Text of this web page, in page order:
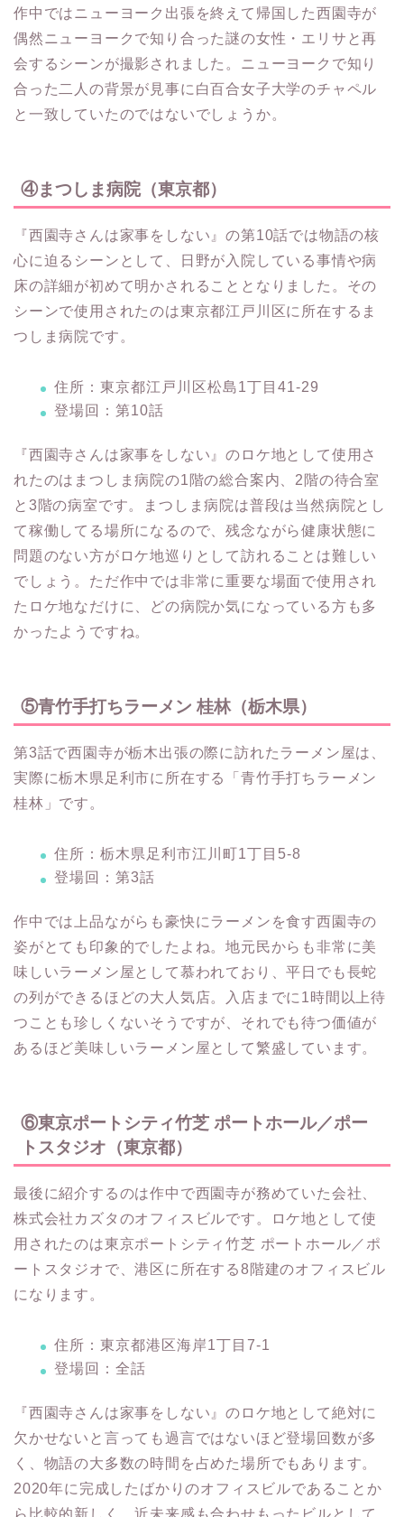
作中ではニューヨーク出張を終えて帰国した西園寺が
偶然ニューヨークで知り合った謎の女性・エリサと再
会するシーンが撮影されました。ニューヨークで知り
合った二人の背景が見事に白百合女子大学のチャペル
と一致していたのではないでしょうか。
④まつしま病院（東京都）
『西園寺さんは家事をしない』の第10話では物語の核
心に迫るシーンとして、日野が入院している事情や病
床の詳細が初めて明かされることとなりました。その
シーンで使用されたのは東京都江戸川区に所在するま
つしま病院です。
住所：東京都江戸川区松島1丁目41-29
登場回：第10話
『西園寺さんは家事をしない』のロケ地として使用さ
れたのはまつしま病院の1階の総合案内、2階の待合室
と3階の病室です。まつしま病院は普段は当然病院とし
て稼働してる場所になるので、残念ながら健康状態に
問題のない方がロケ地巡りとして訪れることは難しい
でしょう。ただ作中では非常に重要な場面で使用され
たロケ地なだけに、どの病院か気になっている方も多
かったようですね。
⑤青竹手打ちラーメン 桂林（栃木県）
第3話で西園寺が栃木出張の際に訪れたラーメン屋は、
実際に栃木県足利市に所在する「青竹手打ちラーメン
桂林」です。
住所：栃木県足利市江川町1丁目5-8
登場回：第3話
作中では上品ながらも豪快にラーメンを食す西園寺の
姿がとても印象的でしたよね。地元民からも非常に美
味しいラーメン屋として慕われており、平日でも長蛇
の列ができるほどの大人気店。入店までに1時間以上待
つことも珍しくないそうですが、それでも待つ価値が
あるほど美味しいラーメン屋として繁盛しています。
⑥東京ポートシティ竹芝 ポートホール／ポー
トスタジオ（東京都）
最後に紹介するのは作中で西園寺が務めていた会社、
株式会社カズタのオフィスビルです。ロケ地として使
用されたのは東京ポートシティ竹芝 ポートホール／ポ
ートスタジオで、港区に所在する8階建のオフィスビル
になります。
住所：東京都港区海岸1丁目7-1
登場回：全話
『西園寺さんは家事をしない』のロケ地として絶対に
欠かせないと言っても過言ではないほど登場回数が多
く、物語の大多数の時間を占めた場所でもあります。
2020年に完成したばかりのオフィスビルであることか